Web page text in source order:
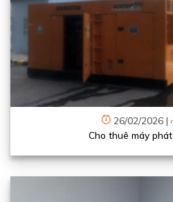
26/02/2026 |
Cho thuê máy